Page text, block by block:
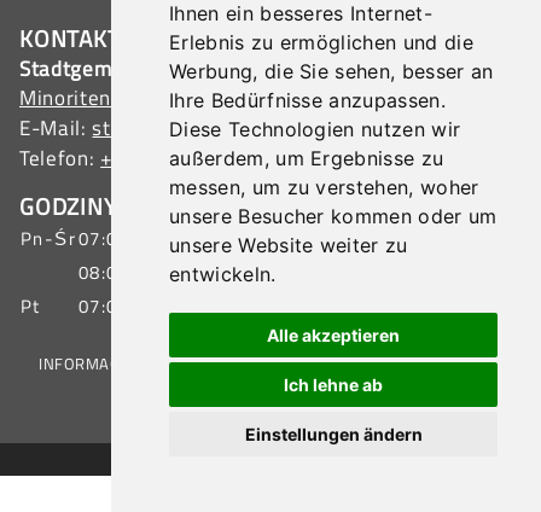
Ihnen ein besseres Internet-
Erlebnis zu ermöglichen und die
Werbung, die Sie sehen, besser an
Ihre Bedürfnisse anzupassen.
Diese Technologien nutzen wir
außerdem, um Ergebnisse zu
messen, um zu verstehen, woher
unsere Besucher kommen oder um
unsere Website weiter zu
entwickeln.
Alle akzeptieren
Ich lehne ab
Einstellungen ändern
KONTAKT
Stadtgemeinde Tulln
Minoritenplatz 1, 3430 Tulln, Austria
E-Mail:stadtamt@tulln.gv.at
Telefon:+43 (0) 2272 690-0
GODZINY OTWARCIA OBSŁUGA OBYWATELI
Pn-Śr07:00 - 15:30 godz.
08:00 - 19:00 godz.
Pt
07:00 - 12:00 godz.
INFORMACJE PRAWNE | OCHRONA DANYCH | MAPA STRONY